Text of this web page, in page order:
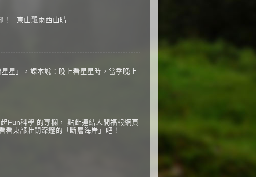
...東山飄雨西山晴...
星」，課本說：晚上看星星時，當季晚上
Fun科學 的專欄， 點此連結人間福報網頁
東部壯闊深邃的「斷層海岸」吧！